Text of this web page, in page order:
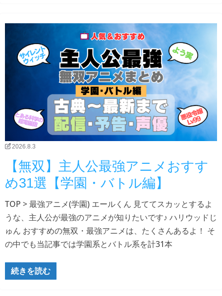
2026.8.3
【無双】主人公最強アニメおすす
め31選【学園・バトル編】
TOP > 最強アニメ(学園) エールくん 見ててスカッとするよ
うな、主人公が最強のアニメが知りたいです♪ ハリウッドじ
ゅん おすすめの無双・最強アニメは、たくさんあるよ！ そ
の中でも当記事では学園系とバトル系を計31本
続きを読む